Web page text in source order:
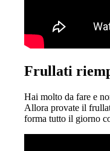
Frullati
Hai molto da fare e
Allora provate il
forma tutto il giorno